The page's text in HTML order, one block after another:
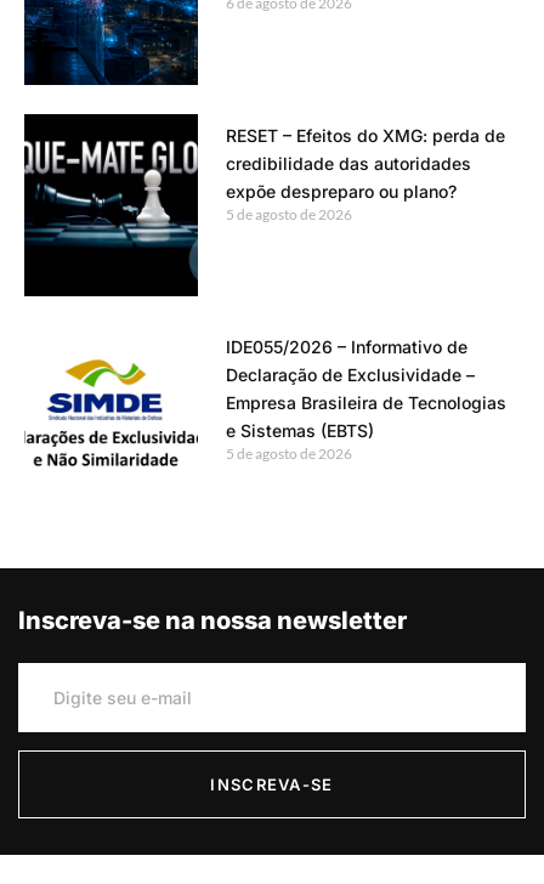
RESET – Efeitos do XMG: perda de
credibilidade das autoridades
expõe despreparo ou plano?
5 de agosto de 2026
IDE055/2026 – Informativo de
Declaração de Exclusividade –
Empresa Brasileira de Tecnologias
e Sistemas (EBTS)
5 de agosto de 2026
Inscreva-se na nossa newsletter
INSCREVA-SE